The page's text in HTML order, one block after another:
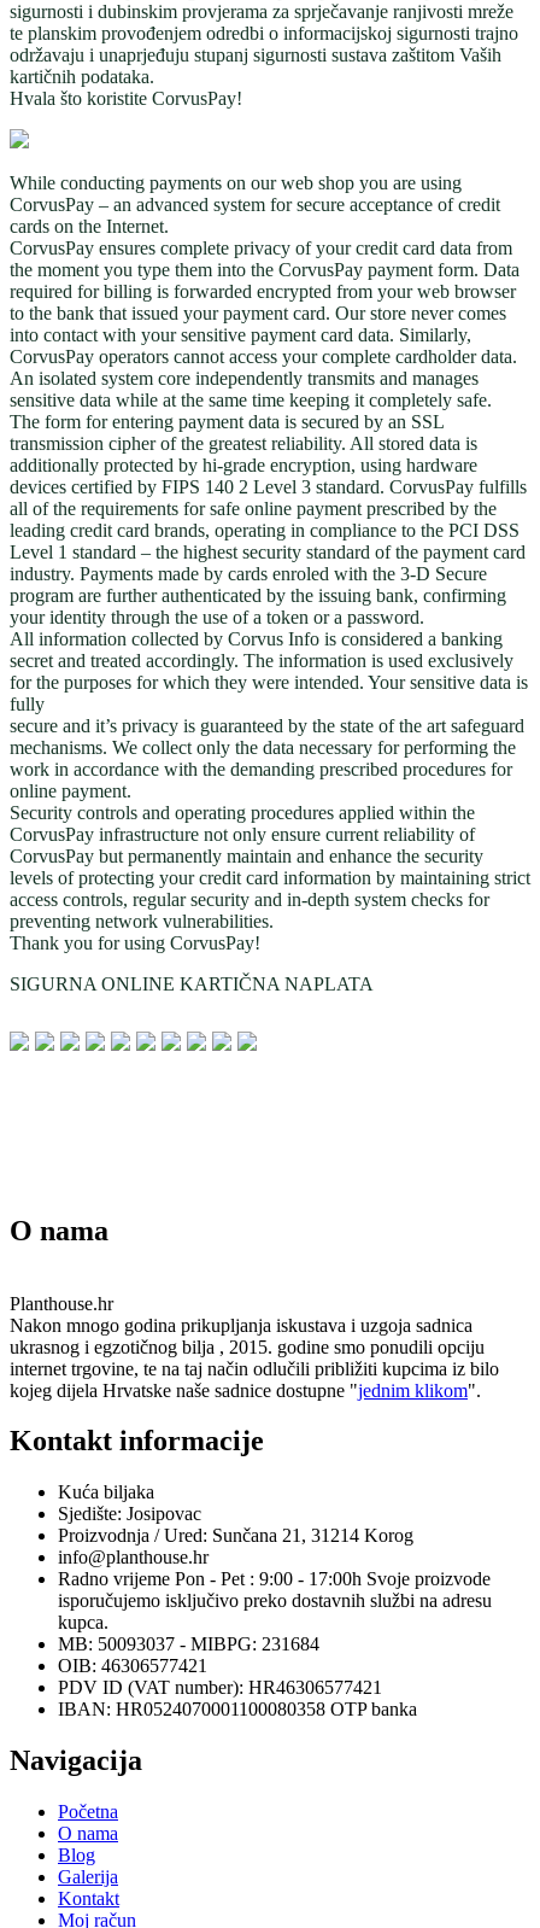
sigurnosti i dubinskim provjerama za sprječavanje ranjivosti mreže
te planskim provođenjem odredbi o informacijskoj sigurnosti trajno
održavaju i unaprjeđuju stupanj sigurnosti sustava zaštitom Vaših
kartičnih podataka.
Hvala što koristite CorvusPay!
While conducting payments on our web shop you are using
CorvusPay – an advanced system for secure acceptance of credit
cards on the Internet.
CorvusPay ensures complete privacy of your credit card data from
the moment you type them into the CorvusPay payment form. Data
required for billing is forwarded encrypted from your web browser
to the bank that issued your payment card. Our store never comes
into contact with your sensitive payment card data. Similarly,
CorvusPay operators cannot access your complete cardholder data.
An isolated system core independently transmits and manages
sensitive data while at the same time keeping it completely safe.
The form for entering payment data is secured by an SSL
transmission cipher of the greatest reliability. All stored data is
additionally protected by hi-grade encryption, using hardware
devices certified by FIPS 140 2 Level 3 standard. CorvusPay fulfills
all of the requirements for safe online payment prescribed by the
leading credit card brands, operating in compliance to the PCI DSS
Level 1 standard – the highest security standard of the payment card
industry. Payments made by cards enroled with the 3-D Secure
program are further authenticated by the issuing bank, confirming
your identity through the use of a token or a password.
All information collected by Corvus Info is considered a banking
secret and treated accordingly. The information is used exclusively
for the purposes for which they were intended. Your sensitive data is
fully
secure and it’s privacy is guaranteed by the state of the art safeguard
mechanisms. We collect only the data necessary for performing the
work in accordance with the demanding prescribed procedures for
online payment.
Security controls and operating procedures applied within the
CorvusPay infrastructure not only ensure current reliability of
CorvusPay but permanently maintain and enhance the security
levels of protecting your credit card information by maintaining strict
access controls, regular security and in-depth system checks for
preventing network vulnerabilities.
Thank you for using CorvusPay!
SIGURNA ONLINE KARTIČNA NAPLATA
O nama
Planthouse.hr
Nakon mnogo godina prikupljanja iskustava i uzgoja sadnica
ukrasnog i egzotičnog bilja , 2015. godine smo ponudili opciju
internet trgovine, te na taj način odlučili približiti kupcima iz bilo
kojeg dijela Hrvatske naše sadnice dostupne "jednim klikom".
Kontakt informacije
Kuća biljaka
Sjedište: Josipovac
Proizvodnja / Ured: Sunčana 21, 31214 Korog
info@planthouse.hr
Radno vrijeme Pon - Pet : 9:00 - 17:00h Svoje proizvode
isporučujemo isključivo preko dostavnih službi na adresu
kupca.
MB: 50093037 - MIBPG: 231684
OIB: 46306577421
PDV ID (VAT number): HR46306577421
IBAN: HR0524070001100080358 OTP banka
Navigacija
Početna
O nama
Blog
Galerija
Kontakt
Moj račun